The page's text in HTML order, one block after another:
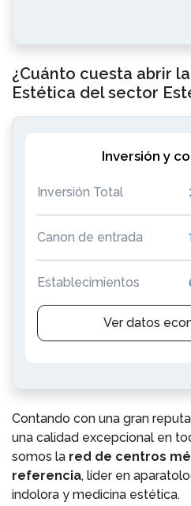
¿Cuánto cuesta abrir
Estética del sector
Inversión y
Inversión Total
Canon de entrada
Establecimientos
Ver datos
Contando con una gran
una calidad excepcional en
somos la red de centros
referencia, líder en
indolora y medicina estética.